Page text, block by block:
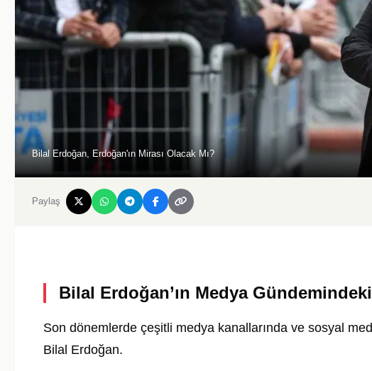
Bilal Erdoğan, Erdoğan'ın Mirası Olacak Mı?
Paylaş
Bilal Erdoğan’ın Medya
Son dönemlerde çeşitli medya kanallarında ve sosyal
Bilal Erdoğan.